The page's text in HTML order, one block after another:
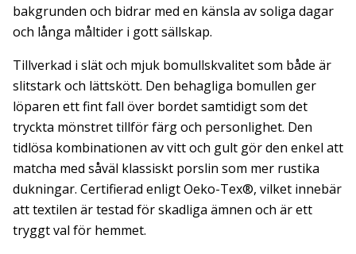
bakgrunden och bidrar med en känsla av soliga dagar
och långa måltider i gott sällskap.
Tillverkad i slät och mjuk bomullskvalitet som både är
slitstark och lättskött. Den behagliga bomullen ger
löparen ett fint fall över bordet samtidigt som det
tryckta mönstret tillför färg och personlighet. Den
tidlösa kombinationen av vitt och gult gör den enkel att
matcha med såväl klassiskt porslin som mer rustika
dukningar. Certifierad enligt Oeko-Tex®, vilket innebär
att textilen är testad för skadliga ämnen och är ett
tryggt val för hemmet.